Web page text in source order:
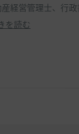
経営管理士、行
を読む